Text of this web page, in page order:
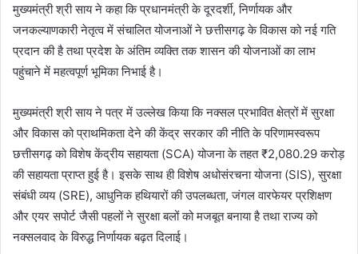
मुख्यमंत्री श्री साय ने कहा कि प्रधानमंत्री के दूरदर्शी, निर्णायक और
जनकल्याणकारी नेतृत्व में संचालित योजनाओं ने छत्तीसगढ़ के विकास को नई गति
प्रदान की है तथा प्रदेश के अंतिम व्यक्ति तक शासन की योजनाओं का लाभ
पहुंचाने में महत्वपूर्ण भूमिका निभाई है।
मुख्यमंत्री श्री साय ने पत्र में उल्लेख किया कि नक्सल प्रभावित क्षेत्रों में सुरक्षा
और विकास को प्राथमिकता देने की केंद्र सरकार की नीति के परिणामस्वरूप
छत्तीसगढ़ को विशेष केंद्रीय सहायता (SCA) योजना के तहत ₹2,080.29 करोड़
की सहायता प्राप्त हुई है। इसके साथ ही विशेष अधोसंरचना योजना (SIS), सुरक्षा
संबंधी व्यय (SRE), आधुनिक हथियारों की उपलब्धता, जंगल वारफेयर प्रशिक्षण
और एयर सपोर्ट जैसी पहलों ने सुरक्षा बलों को मजबूत बनाया है तथा राज्य को
नक्सलवाद के विरुद्ध निर्णायक बढ़त दिलाई।